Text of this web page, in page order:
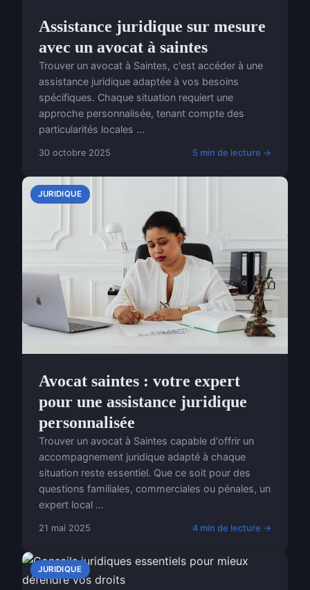
Assistance juridique sur mesure
avec un avocat à saintes
Trouver un avocat à Saintes, c'est accéder à une
assistance juridique adaptée à vos besoins
spécifiques. Chaque situation requiert une
approche personnalisée, tenant compte des
particularités locales ...
30 octobre 2025 5 min de lecture →
JURIDIQUE
Avocat saintes : votre expert
pour une assistance juridique
personnalisée
Trouver un avocat à Saintes capable d'offrir un
accompagnement juridique adapté à chaque
situation reste essentiel. Que ce soit pour des
questions familiales, commerciales ou pénales, un
expert local ...
21 mai 2025 4 min de lecture →
JURIDIQUE